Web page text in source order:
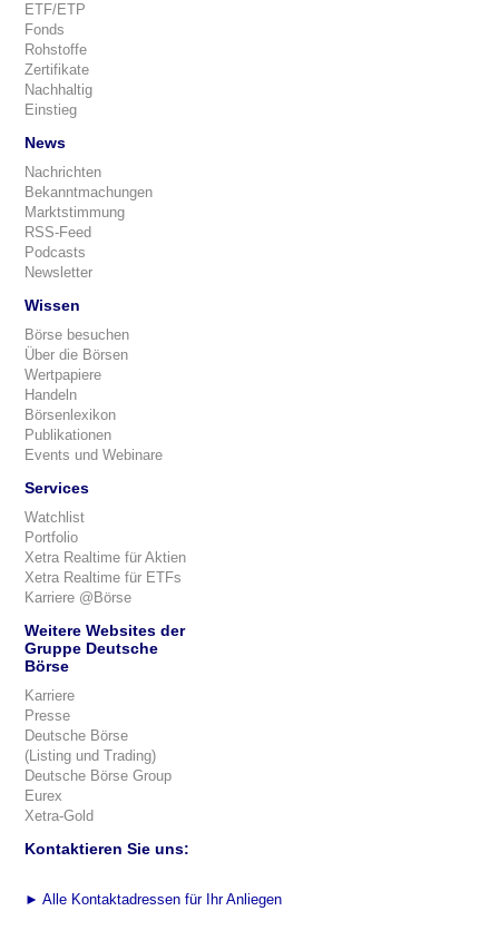
ETF/ETP
Fonds
Rohstoffe
Zertifikate
Nachhaltig
Einstieg
News
Nachrichten
Bekanntmachungen
Marktstimmung
RSS-Feed
Podcasts
Newsletter
Wissen
Börse besuchen
Über die Börsen
Wertpapiere
Handeln
Börsenlexikon
Publikationen
Events und Webinare
Services
Watchlist
Portfolio
Xetra Realtime für Aktien
Xetra Realtime für ETFs
Karriere @Börse
Weitere Websites der
Gruppe Deutsche
Börse
Karriere
Presse
Deutsche Börse
(Listing und Trading)
Deutsche Börse Group
Eurex
Xetra-Gold
Kontaktieren Sie uns:
► Alle Kontaktadressen für Ihr Anliegen